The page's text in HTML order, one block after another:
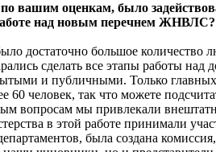
вашим оценкам, было
над новым перечнем ЖНВЛС?
достаточно большое количество
сделать все этапы работы над
и публичными. Только
60 человек, так что можете
вопросам мы привлекали
в этой работе принимали
была создана